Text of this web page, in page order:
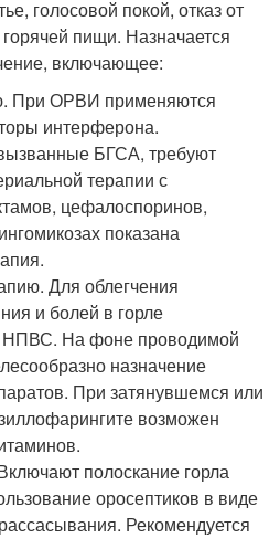
голосовой покой, отказ от
пищи. Назначается
включающее:
При ОРВИ применяются
интерферона.
БГСА, требуют
терапии с
цефалоспоринов,
показана
Для облегчения
и болей в горле
НПВС. На фоне проводимой
назначение
При затянувшемся или
возможен
полоскание горла
оросептиков в виде
Рекомендуется